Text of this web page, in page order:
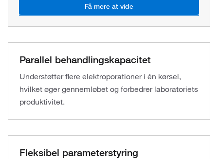
Få mere at vide
Parallel behandlingskapacitet
Understøtter flere elektroporationer i én kørsel,
hvilket øger gennemløbet og forbedrer laboratoriets
produktivitet.
Fleksibel parameterstyring